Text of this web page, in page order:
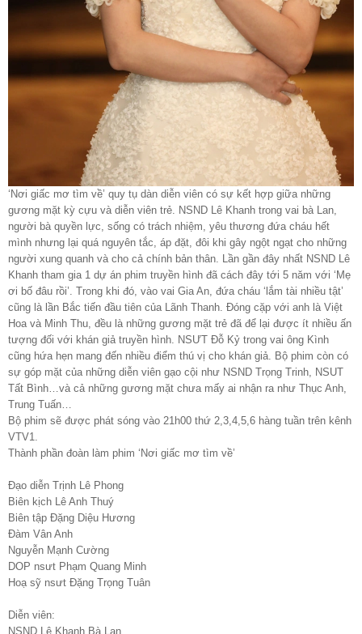
‘Nơi giấc mơ tìm về’ quy tụ dàn diễn viên có sự kết hợp giữa những
gương mặt kỳ cựu và diễn viên trẻ. NSND Lê Khanh trong vai bà Lan,
người bà quyền lực, sống có trách nhiệm, yêu thương đứa cháu hết
mình nhưng lại quá nguyên tắc, áp đặt, đôi khi gây ngột ngạt cho những
người xung quanh và cho cả chính bản thân. Lần gần đây nhất NSND Lê
Khanh tham gia 1 dự án phim truyền hình đã cách đây tới 5 năm với ‘Mẹ
ơi bố đâu rồi’. Trong khi đó, vào vai Gia An, đứa cháu ‘lắm tài nhiều tật’
cũng là lần Bắc tiến đầu tiên của Lãnh Thanh. Đóng cặp với anh là Việt
Hoa và Minh Thu, đều là những gương mặt trẻ đã để lại được ít nhiều ấn
tượng đối với khán giả truyền hình. NSƯT Đỗ Kỷ trong vai ông Kình
cũng hứa hẹn mang đến nhiều điểm thú vị cho khán giả. Bộ phim còn có
sự góp mặt của những diễn viên gạo cội như NSND Trọng Trinh, NSUT
Tất Bình…và cả những gương mặt chưa mấy ai nhận ra như Thục Anh,
Trung Tuấn…
Bộ phim sẽ được phát sóng vào 21h00 thứ 2,3,4,5,6 hàng tuần trên kênh
VTV1.
Thành phần đoàn làm phim ‘Nơi giấc mơ tìm về’
Đạo diễn Trịnh Lê Phong
Biên kịch Lê Anh Thuý
Biên tập Đặng Diệu Hương
Đàm Vân Anh
Nguyễn Mạnh Cường
DOP nsưt Phạm Quang Minh
Hoạ sỹ nsưt Đặng Trọng Tuân
Diễn viên:
NSND Lê Khanh Bà Lan